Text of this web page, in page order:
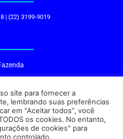
| (22) 3199-9019
Centro, Cabo Frio – RJ, 28906-290
da Prefeitura:9h às 16h
site para fornecer a
lembrando suas preferências
em “Aceitar todos”, você
os cookies. No entanto,
de cookies" para
controlado.